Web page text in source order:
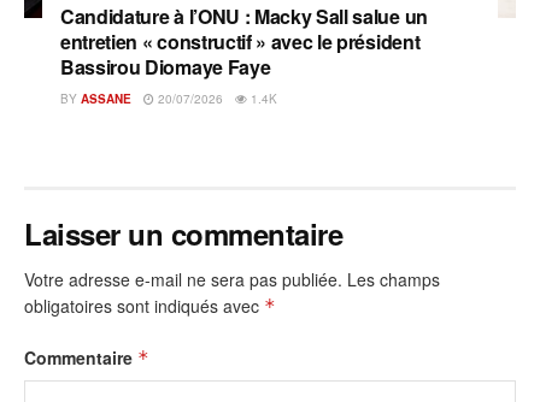
Candidature à l’ONU : Macky Sall salue un
entretien « constructif » avec le président
Bassirou Diomaye Faye
BY ASSANE 20/07/2026 1.4K
Laisser un commentaire
Votre adresse e-mail ne sera pas publiée. Les champs
obligatoires sont indiqués avec *
Commentaire *